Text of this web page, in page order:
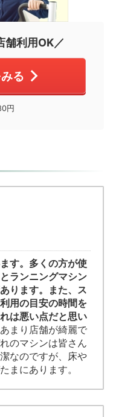
利用OK／
る
円
す。多くの方が使
ランニングマシン
ります。また、ス
用の目安の時間を
は悪い点だと思い
まり店舗が綺麗で
のマシンは皆さん
なのですが、床や
まにあります。